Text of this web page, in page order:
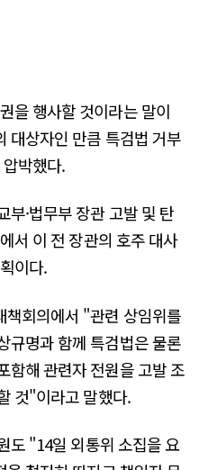
을 행사할 것이라는 말이
대상자인 만큼 특검법 거부
박했다.
부·법무부 장관 고발 및 탄
서 이 전 장관의 호주 대사
이다.
책회의에서 "관련 상임위를
규명과 함께 특검법은 물론
함해 관련자 전원을 고발 조
것"이라고 말했다.
도 "14일 외통위 소집을 요